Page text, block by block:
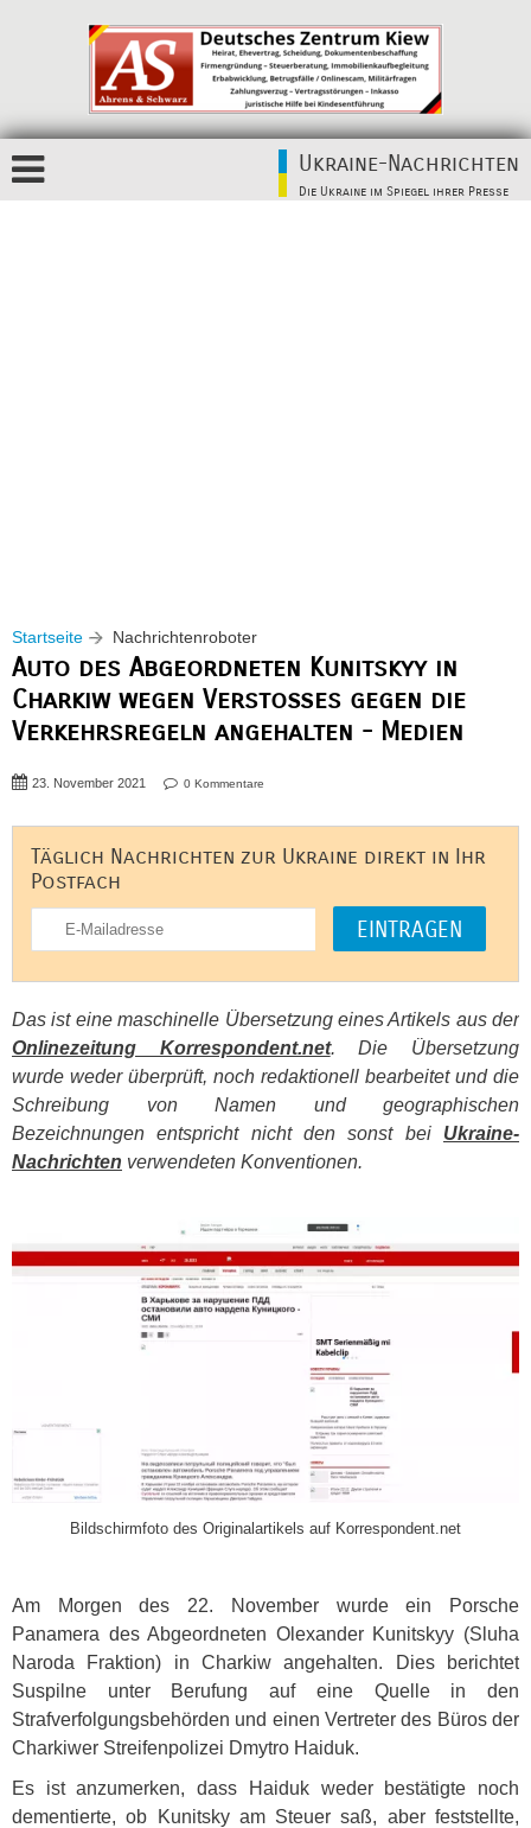
Ukraine-Nachrichten
Die Ukraine im Spiegel ihrer Presse
Startseite Nachrichtenroboter
Auto des Abgeordneten Kunitskyy in
Charkiw wegen Verstoßes gegen die
Verkehrsregeln angehalten - Medien
23. November 2021 0 Kommentare
Täglich Nachrichten zur Ukraine direkt in Ihr
Postfach
Das ist eine maschinelle Übersetzung eines Artikels aus der
Onlinezeitung Korrespondent.net. Die Übersetzung
wurde weder überprüft, noch redaktionell bearbeitet und die
Schreibung von Namen und geographischen
Bezeichnungen entspricht nicht den sonst bei Ukraine-
Nachrichten verwendeten Konventionen.
Bildschirmfoto des Originalartikels auf Korrespondent.net
Am Morgen des 22. November wurde ein Porsche
Panamera des Abgeordneten Olexander Kunitskyy (Sluha
Naroda Fraktion) in Charkiw angehalten. Dies berichtet
Suspilne unter Berufung auf eine Quelle in den
Strafverfolgungsbehörden und einen Vertreter des Büros der
Charkiwer Streifenpolizei Dmytro Haiduk.
Es ist anzumerken, dass Haiduk weder bestätigte noch
dementierte, ob Kunitsky am Steuer saß, aber feststellte,